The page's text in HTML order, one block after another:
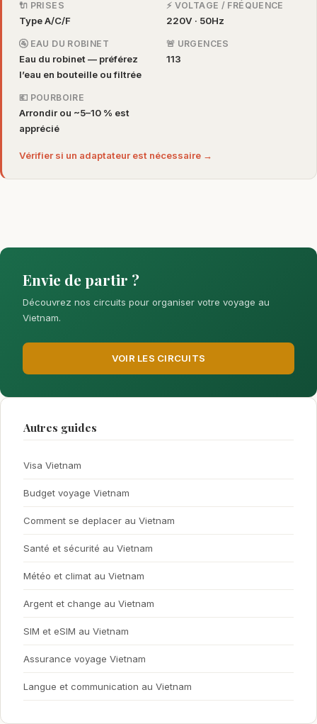
🔌 PRISES
Type A/C/F
⚡ VOLTAGE / FRÉQUENCE
220V · 50Hz
🚰 EAU DU ROBINET
Eau du robinet — préférez
l’eau en bouteille ou filtrée
🚨 URGENCES
113
💶 POURBOIRE
Arrondir ou ~5–10 % est
apprécié
Vérifier si un adaptateur est nécessaire →
Envie de partir ?
Découvrez nos circuits pour organiser votre voyage au
Vietnam.
VOIR LES CIRCUITS
Autres guides
Visa Vietnam
Budget voyage Vietnam
Comment se deplacer au Vietnam
Santé et sécurité au Vietnam
Météo et climat au Vietnam
Argent et change au Vietnam
SIM et eSIM au Vietnam
Assurance voyage Vietnam
Langue et communication au Vietnam